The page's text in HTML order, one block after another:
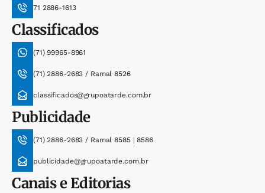
71 2886-1613
Classificados
(71) 99965-8961
(71) 2886-2683 / Ramal 8526
classificados@grupoatarde.com.br
Publicidade
(71) 2886-2683 / Ramal 8585 | 8586
publicidade@grupoatarde.com.br
Canais e Editorias